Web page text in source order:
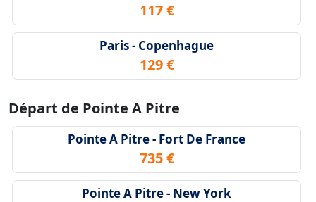
117 €
Paris - Copenhague
129 €
Départ de Pointe A Pitre
Pointe A Pitre - Fort De France
735 €
Pointe A Pitre - New York